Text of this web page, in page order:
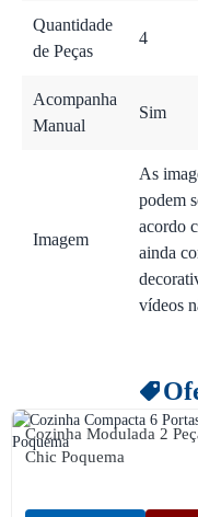
Quantidade
de Peças
4
Acompanha
Manual
Sim
Imagem
As
podem
acordo
ainda
vídeos
Cozinha Modulada 2
Chic Poquema